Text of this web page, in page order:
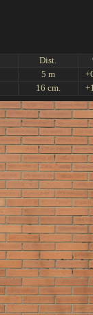
Dist.
5 m
16 cm.